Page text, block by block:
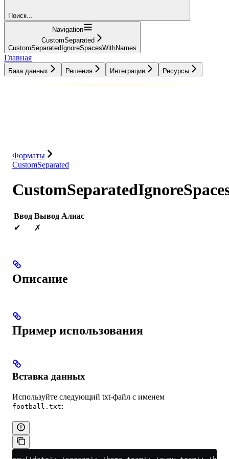
Поиск...
Navigation
CustomSeparated
CustomSeparatedIgnoreSpacesWithNames
Главная
База данных Решения Интеграции Ресурсы
Форматы
CustomSeparated
Ввод Вывод Алиас
✔
✗
Описание
Пример использования
Вставка данных
Используйте следующий txt-файл с именем
football.txt: